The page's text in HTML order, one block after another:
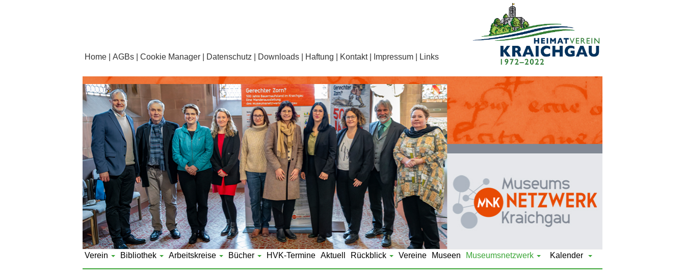
Home AGBs Cookie Manager Datenschutz Downloads Haftung Kontakt Impressum Links
Verein Bibliothek Arbeitskreise Bücher HVK-Termine Aktuell Rückblick Vereine Museen Museumsnetzwerk Kalender